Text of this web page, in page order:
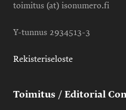
toimitus (at) isonumero.fi
Y-tunnus 2934513-3
Rekisteriseloste
Toimitus / Editorial